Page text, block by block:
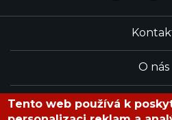
O nás
Tento web používá k